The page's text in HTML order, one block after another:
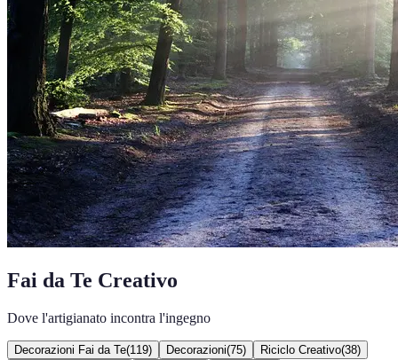
Fai da Te Creativo
Dove l'artigianato incontra l'ingegno
Decorazioni Fai da Te(119) Decorazioni(75) Riciclo Creativo(38)